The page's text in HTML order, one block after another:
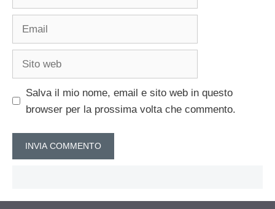
Salva il mio nome, email e sito web in questo
browser per la prossima volta che commento.